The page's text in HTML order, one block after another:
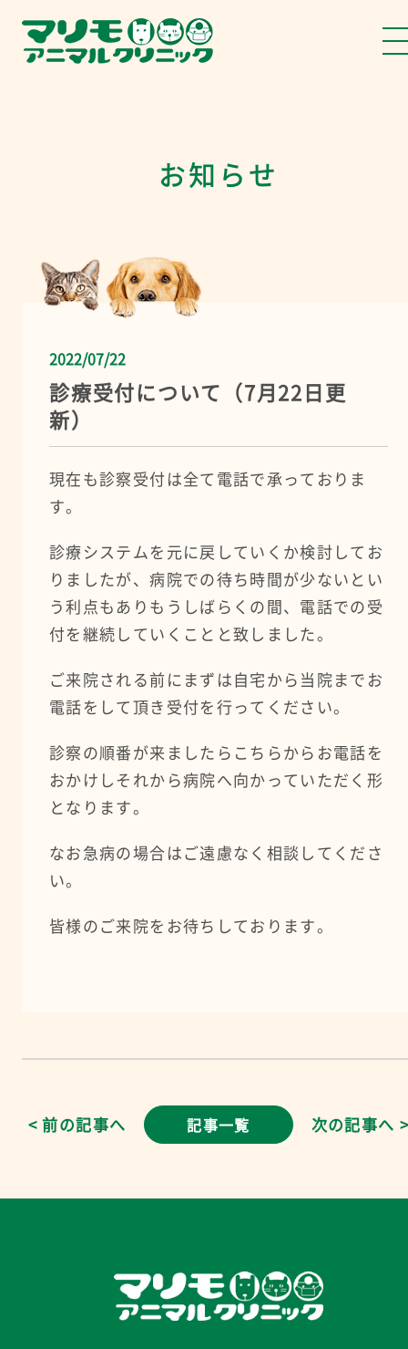
お知らせ
2022/07/22
診療受付について（7月22日更
新）
現在も診察受付は全て電話で承っておりま
す。
診療システムを元に戻していくか検討してお
りましたが、病院での待ち時間が少ないとい
う利点もありもうしばらくの間、電話での受
付を継続していくことと致しました。
ご来院される前にまずは自宅から当院までお
電話をして頂き受付を行ってください。
診察の順番が来ましたらこちらからお電話を
おかけしそれから病院へ向かっていただく形
となります。
なお急病の場合はご遠慮なく相談してくださ
い。
皆様のご来院をお待ちしております。
< 前の記事へ 記事一覧 次の記事へ